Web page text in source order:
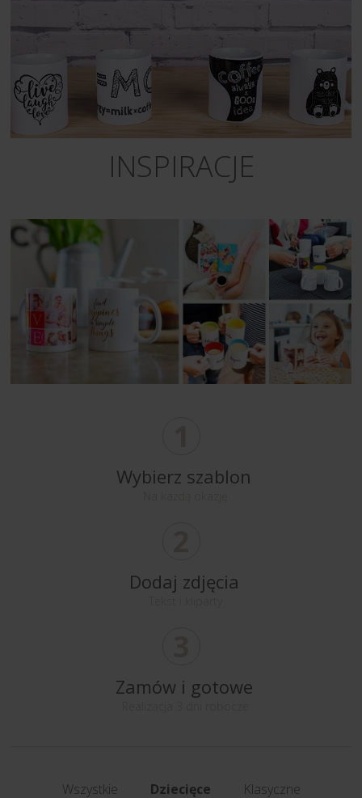
INSPIRACJE
Wybierz szablon
Dodaj zdjęcia
Zamów i gotowe
Wszystkie Dziecięce Klasyczne